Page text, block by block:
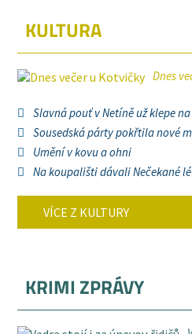
KULTURA
Dnes
Slavná pouť v Netíně už klepe
Sousedská párty pokřtila nové
Umění v kovu a ohni
Na koupališti dávali Nečekané
VÍCE Z KULTURY
KRIMI ZPRÁVY